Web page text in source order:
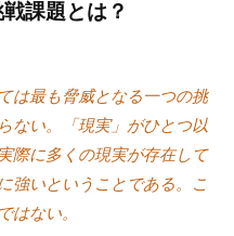
課題とは？
は最も脅威となる一つの挑
ない。「現実」がひとつ以
際に多くの現実が存在して
強いということである。こ
はない。